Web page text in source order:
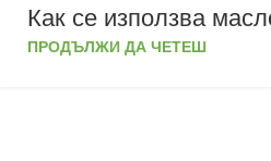
Как се използва
ПРОДЪЛЖИ ДА ЧЕТЕШ